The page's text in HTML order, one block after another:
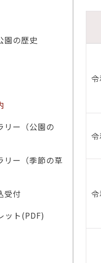
園の歴史
リー（公園の
リー（季節の草
受付
ット(PDF)